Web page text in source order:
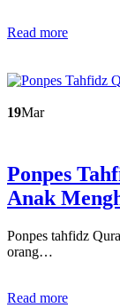
Read more
19Mar
Ponpes
Anak
Ponpes tahfidz
orang…
Read more